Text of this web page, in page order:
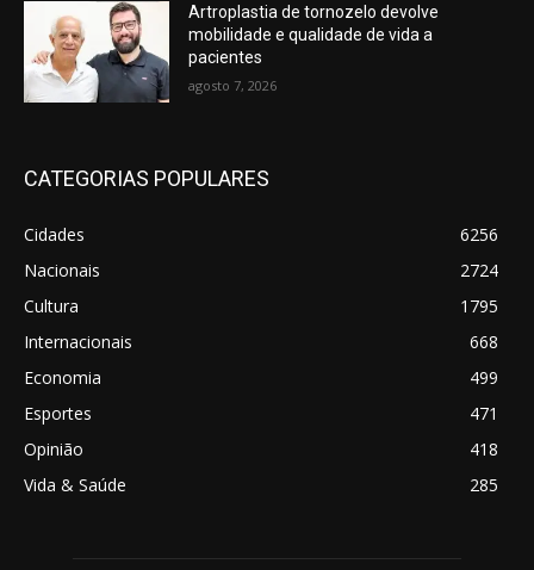
Artroplastia de tornozelo devolve
mobilidade e qualidade de vida a
pacientes
agosto 7, 2026
CATEGORIAS POPULARES
Cidades
6256
Nacionais
2724
Cultura
1795
Internacionais
668
Economia
499
Esportes
471
Opinião
418
Vida & Saúde
285